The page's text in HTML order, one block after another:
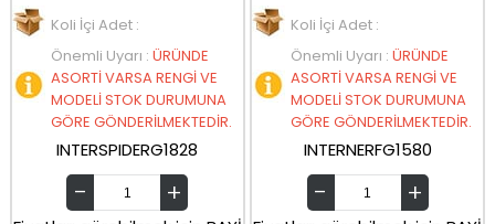
Koli İçi Adet :
Önemli Uyarı : ÜRÜNDE
ASORTİ VARSA RENGİ VE
MODELİ STOK DURUMUNA
GÖRE GÖNDERİLMEKTEDİR.
INTERSPIDERG1828
Koli İçi Adet :
Önemli Uyarı : ÜRÜNDE
ASORTİ VARSA RENGİ VE
MODELİ STOK DURUMUNA
GÖRE GÖNDERİLMEKTEDİR.
INTERNERFG1580